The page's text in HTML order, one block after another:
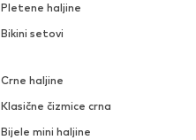
Pletene haljine
Bikini setovi
Crne haljine
Klasične čizmice crna
Bijele mini haljine